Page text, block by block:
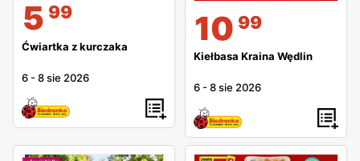
5 99
Ćwiartka z kurczaka
6 -8 sie 2026
10 99
Kiełbasa Kraina Wędlin
6 -8 sie 2026